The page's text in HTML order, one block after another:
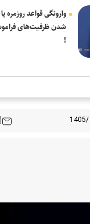
وارونگی قواعد روزمره
شدن ظرفیت‌های
!